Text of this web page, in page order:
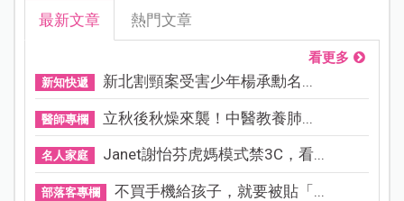
最新文章 熱門文章
看更多
新知快遞 新北割頸案受害少年楊承勳名...
醫師專欄 立秋後秋燥來襲！中醫教養肺...
名人家庭 Janet謝怡芬虎媽模式禁3C，看...
部落客專欄 不買手機給孩子，就要被貼「...